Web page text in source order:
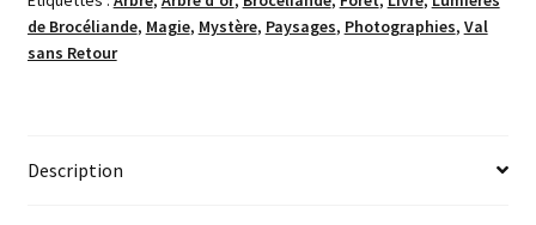
de Brocéliande, Magie, Mystère, Paysages, Photographies, Val
sans Retour
Description